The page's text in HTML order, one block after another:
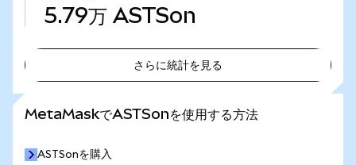
5.79万 ASTSon
さらに統計を見る
MetaMaskでASTSonを使用する方法
ASTSonを購入